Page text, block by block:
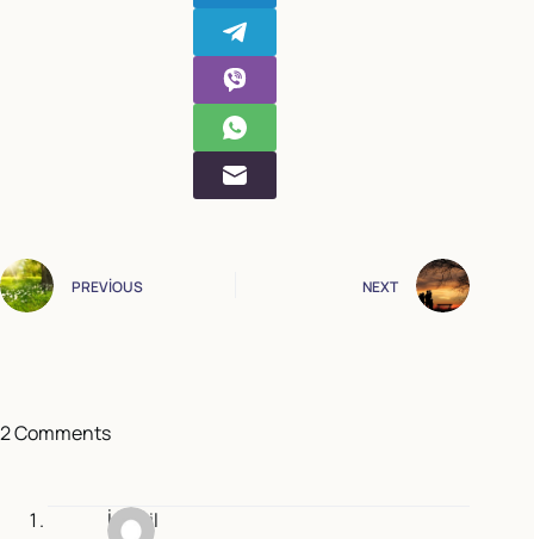
PREVIOUS NEXT
2 Comments
İsmail